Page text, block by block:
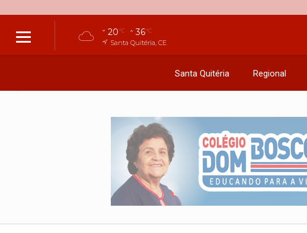
20°C 36°C
Santa Quitéria, CE
Santa Quitéria Regional